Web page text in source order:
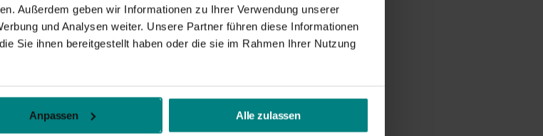
Außerdem geben wir Informationen zu Ihrer Verwendung unserer
und Analysen weiter. Unsere Partner führen diese Informationen
Sie ihnen bereitgestellt haben oder die sie im Rahmen Ihrer Nutzung
Anpassen Alle zulassen
an die Funktionen angeschlossen, die eine Störung verursachen. Dies